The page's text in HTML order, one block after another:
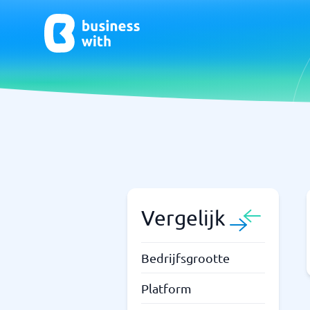
Niet zeker welk systeem?
Vergelijk
Bedrijfsgrootte
Platform